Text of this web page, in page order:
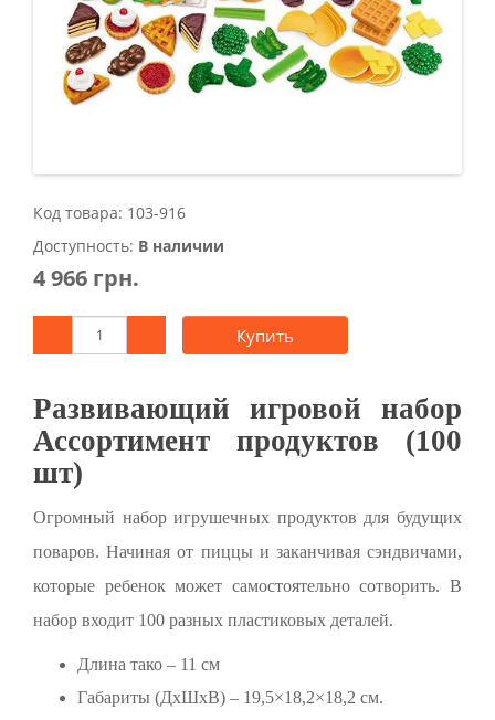
Код товара: 103-916
Доступность: В наличии
4 966 грн.
Купить
Развивающий игровой набор
Ассортимент продуктов (100
шт)
Огромный набор игрушечных продуктов для будущих
поваров. Начиная от пиццы и заканчивая сэндвичами,
которые ребенок может самостоятельно сотворить. В
набор входит 100 разных пластиковых деталей.
Длина тако – 11 см
Габариты (ДхШхВ) – 19,5×18,2×18,2 см.